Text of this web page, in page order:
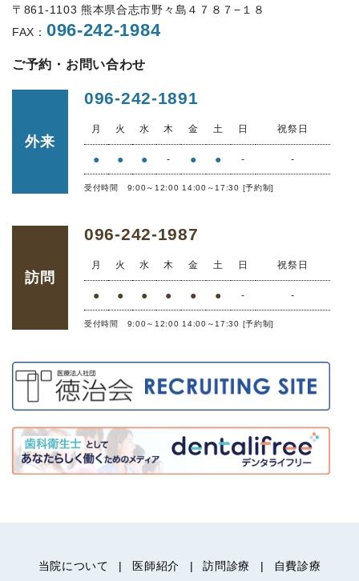
〒861-1103 熊本県合志市野々島４７８７−１８
FAX： 096-242-1984
ご予約・お問い合わせ
外来
096-242-1891
月 火 水 木 金 土 日 祝祭日
● ● ● - ● ● - -
受付時間 9:00～12:00 14:00～17:30 [予約制]
訪問
096-242-1987
月 火 水 木 金 土 日 祝祭日
● ● ● ● ● ● - -
受付時間 9:00～12:00 14:00～17:30 [予約制]
当院について 医師紹介 訪問診療 自費診療